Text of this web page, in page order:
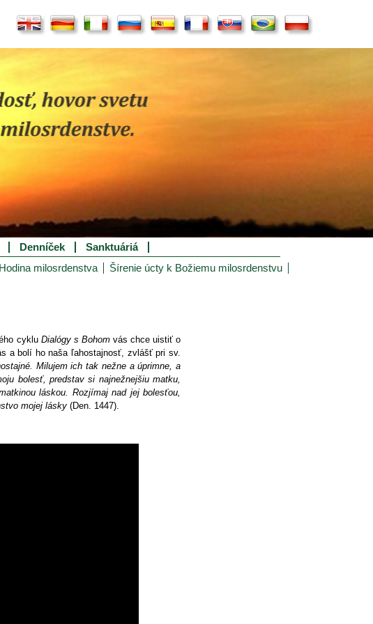
Denníček
Sanktuáriá
Hodina milosrdenstva Šírenie úcty k Božiemu milosrdenstvu
cyklu Dialógy s Bohom vás chce uistiť o
a bolí ho naša ľahostajnosť, zvlášť pri sv.
Milujem ich tak nežne a úprimne, a
bolesť, predstav si najnežnejšiu matku,
láskou. Rozjímaj nad jej bolesťou,
mojej lásky (Den. 1447).